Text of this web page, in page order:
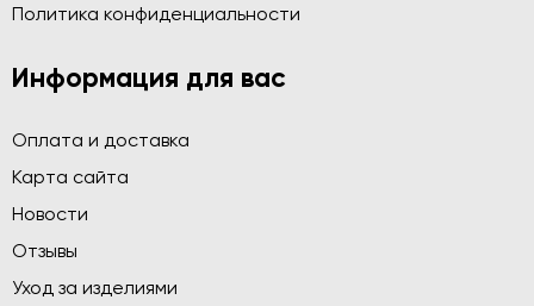
Политика конфиденциальности
Информация для вас
Оплата и доставка
Карта сайта
Новости
Отзывы
Уход за изделиями